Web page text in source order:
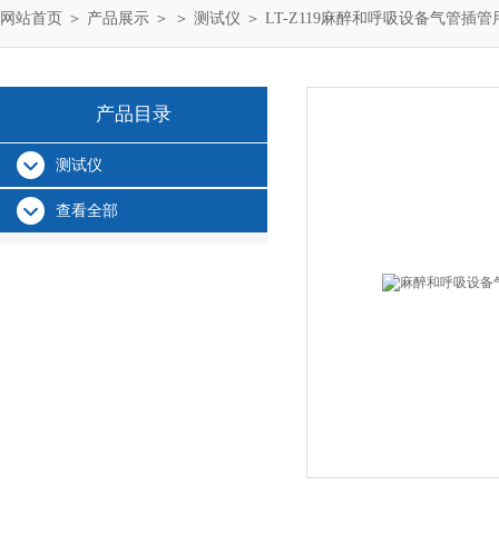
网站首页 ＞ 产品展示 ＞ ＞ 测试仪 ＞ LT-Z119麻醉和呼吸设备气管插
产品目录
测试仪
查看全部